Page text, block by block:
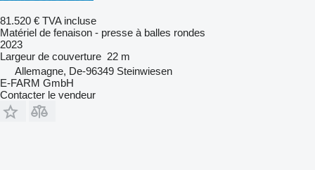
81.520 € TVA incluse
Matériel de fenaison - presse à balles rondes
2023
Largeur de couverture 22 m
Allemagne, De-96349 Steinwiesen
E-FARM GmbH
Contacter le vendeur